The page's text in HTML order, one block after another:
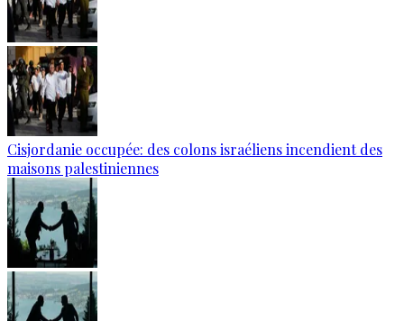
Cisjordanie occupée: des colons israéliens incendient des
maisons palestiniennes